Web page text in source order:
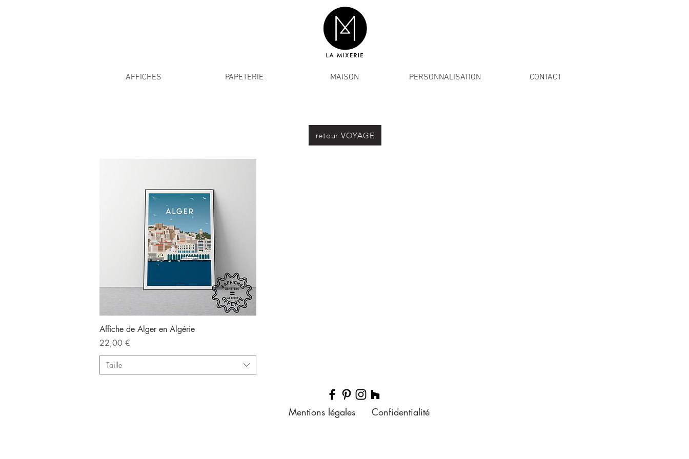
AFFICHES PAPETERIE MAISON PERSONNALISATION CONTACT
retour VOYAGE
Aperçu rapide
Affiche de Alger en Algérie
Prix
22,00 €
Taille
Mentions légales Confidentialité